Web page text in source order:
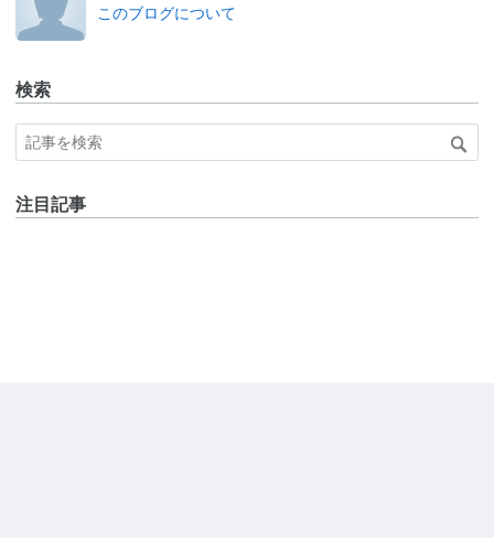
このブログについて
検索
注目記事